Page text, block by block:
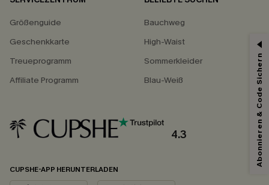
Größenguide
Geschenkkarte
Treueprogramm
Affiliate Programm
Bauchweg
High-Waist
Sommerkleider
Blau-Weiß
4.3
CUPSHE-APP HERUNTERLADEN
Abonnieren & Code Sichern